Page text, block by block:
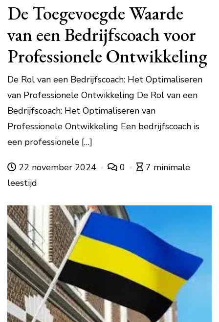
De Toegevoegde Waarde
van een Bedrijfscoach voor
Professionele Ontwikkeling
De Rol van een Bedrijfscoach: Het Optimaliseren
van Professionele Ontwikkeling De Rol van een
Bedrijfscoach: Het Optimaliseren van
Professionele Ontwikkeling Een bedrijfscoach is
een professionele […]
22 november 2024 0
7 minimale
leestijd